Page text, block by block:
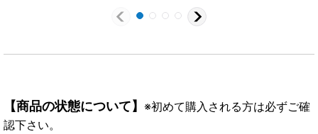
【商品の状態について】 ※初めて購入される方は必ずご確
認下さい。